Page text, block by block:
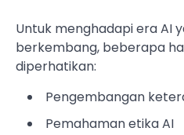
Untuk menghadapi era AI
berkembang, beberapa
diperhatikan:
Pengembangan
Pemahaman etika AI